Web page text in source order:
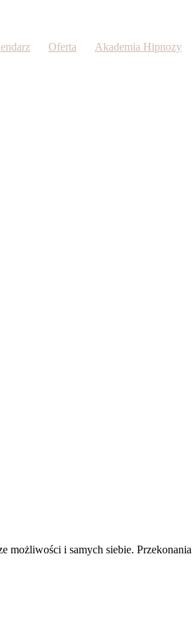
Oferta Akademia Hipnozy
możliwości i samych siebie. Przekonania